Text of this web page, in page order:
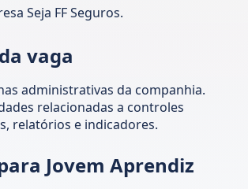
Seja FF Seguros.
vaga
administrativas da companhia.
relacionadas a controles
relatórios e indicadores.
Jovem Aprendiz